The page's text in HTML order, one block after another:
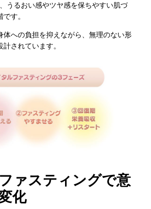
うるおい感やツヤ感を保ちやすい肌づ
す。
体への負担を抑えながら、無理のない形
されています。
ァスティングで意
化